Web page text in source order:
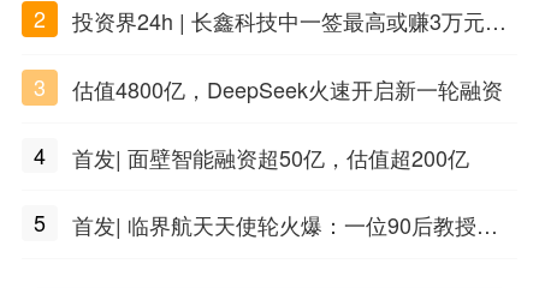
2
投资界24h | 长鑫科技中一签最高或赚3万元；
兴质新域基金
3 估值4800亿，DeepSeek火速开启新一轮融资
4 首发| 面壁智能融资超50亿，估值超200亿
5
首发| 临界航天天使轮火爆：一位90后教授用A